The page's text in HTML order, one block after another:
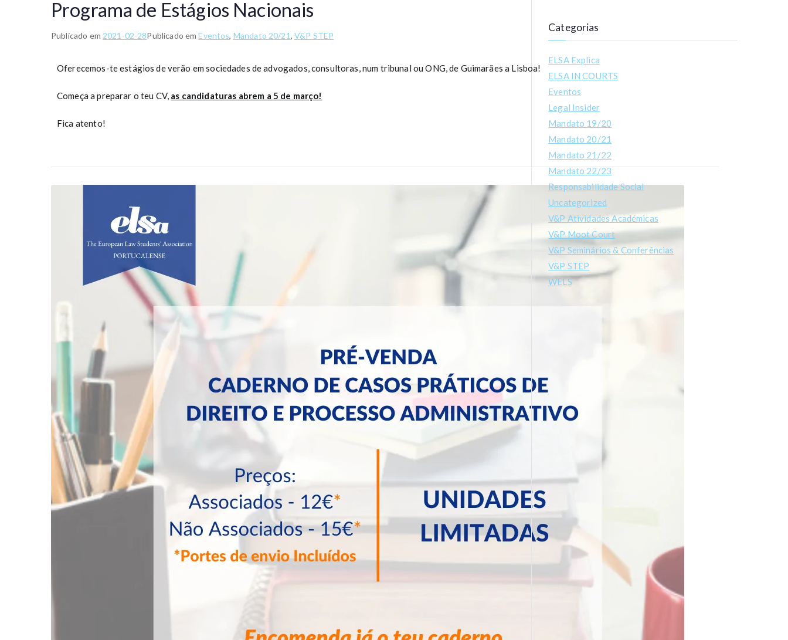
Programa de Estágios Nacionais
Publicado em 2021-02-28Publicado emEventos, Mandato 20/21,V&P STEP
Oferecemos-te estágios de verão em sociedades de advogados, consultoras, num tribunal ou ONG, de Guimarães a Lisboa!
Começa a preparar o teu CV, as candidaturas abrem a 5 de março!
Fica atento!
Categorias
ELSA Explica
ELSA IN COURTS
Eventos
Legal Insider
Mandato 19/20
Mandato 20/21
Mandato 21/22
Mandato 22/23
Responsabilidade Social
Uncategorized
V&P Atividades Académicas
V&P Moot Court
V&P Seminários & Conferências
V&P STEP
WELS